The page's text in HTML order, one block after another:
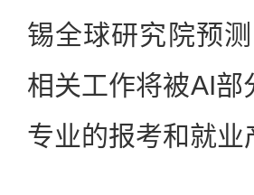
锡全球研究院预
相关工作将被AI
专业的报考和就